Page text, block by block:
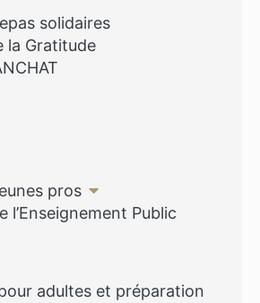
solidaires
la Gratitude
pros
l’Enseignement Public
adultes et préparation